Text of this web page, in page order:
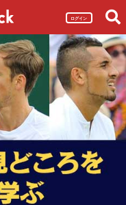
ログイン